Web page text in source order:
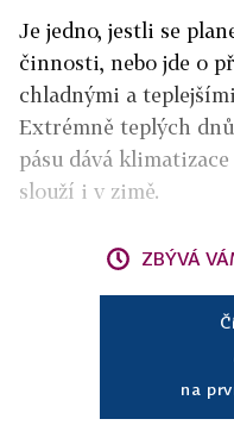
Je jedno, jestli se
činnosti, nebo jde o
chladnými a
Extrémně teplých
pásu dává
slouží i v zimě.
ZBÝVÁ
na